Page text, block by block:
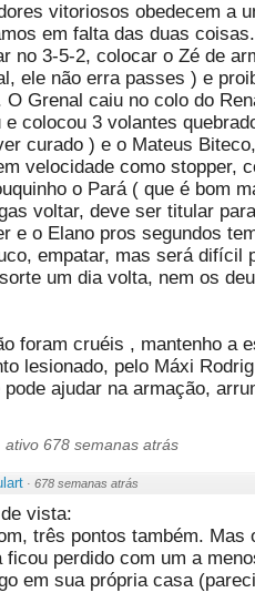
vitoriosos obedecem a
em falta das duas
no 3-5-2, colocar o Zé de
ele não erra passes ) e
O Grenal caiu no colo do
e colocou 3 volantes
curado ) e o Mateus
velocidade como stopper,
o Pará ( que é bom
voltar, deve ser titular
e o Elano pros segundos
empatar, mas será difícil
um dia volta, nem os
foram cruéis , mantenho a
lesionado, pelo Máxi
ajudar na armação,
ativo 678 semanas atrás
· 678 semanas atrás
vista:
três pontos também. Mas
ficou perdido com um a
em sua própria casa